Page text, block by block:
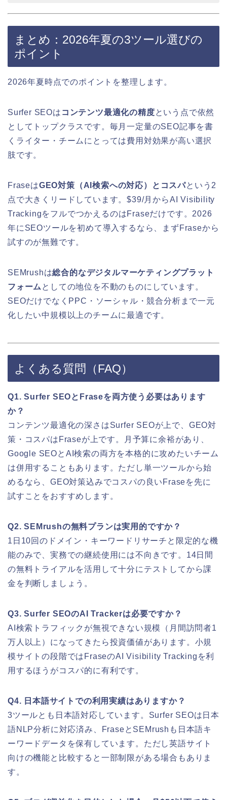
まとめ：2026年夏の3ツール選びの
ポイント
2026年夏時点でのポイントを整理します。
Surfer SEOは コンテンツ最適化の精度という点で依然
としてトップクラスです。毎月一定量のSEO記事を書
くライター・チームにとっては費用対効果が高い選択
肢です。
FraseはGEO対策（AI検索への対応）とコスパという2
点で大きくリードしています。$39/月からAI Visibility
TrackingをフルでつかえるのはFraseだけです。2026
年にSEOツールを初めて導入するなら、まずFraseから
試すのが無難です。
SEMrushは総合的なデジタルマーケティングプラット
フォーム としての地位を不動のものにしています。
SEOだけでなくPPC・ソーシャル・競合分析まで一元
化したい中規模以上のチームに最適です。
よくある質問（FAQ）
Q1. Surfer SEOとFraseを両方使う必要はあります
か？
コンテンツ最適化の深さはSurfer SEOが上で、GEO対
策・コスパはFraseが上です。月予算に余裕があり、
Google SEOとAI検索の両方を本格的に攻めたいチーム
は併用することもあります。ただし単一ツールから始
めるなら、GEO対策込みでコスパの良いFraseを先に
試すことをおすすめします。
Q2. SEMrushの無料プランは実用的ですか？
1日10回のドメイン・キーワードリサーチと限定的な機
能のみで、実務での継続使用には不向きです。14日間
の無料トライアルを活用して十分にテストしてから課
金を判断しましょう。
Q3. Surfer SEOのAI Trackerは必要ですか？
AI検索トラフィックが無視できない規模（月間訪問者1
万人以上）になってきたら投資価値があります。小規
模サイトの段階ではFraseのAI Visibility Trackingを利
用するほうがコスパ的に有利です。
Q4. 日本語サイトでの利用実績はありますか？
3ツールとも日本語対応しています。Surfer SEOは日本
語NLP分析に対応済み、FraseとSEMrushも日本語キ
ーワードデータを保有しています。ただし英語サイト
向けの機能と比較すると一部制限がある場合もありま
す。